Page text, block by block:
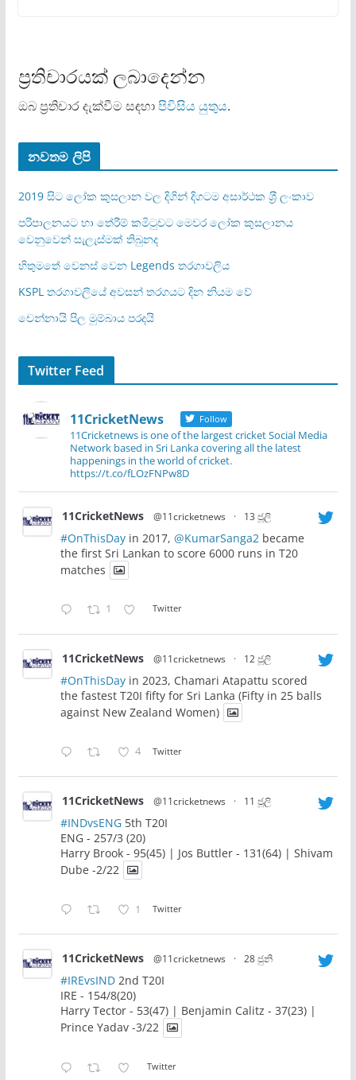
ප්‍රතිචාරයක් ලබාදෙන්න
ඔබ ප්‍රතිචාර දැක්වීම සඳහාපිවිසිය යුතුය.
නවතම ලිපි
2019 සිට ලෝක කුසලාන වල දිගින් දිගටම අසාර්ථක ශ‍්‍රී ලංකාව
පරිපාලනයට හා තේරීම් කමිටුවට මෙවර ලෝක කුසලානය
වෙනුවෙන් සැලැස්මක් තිබුනද
හිතුමතේ වෙනස් වෙන Legends තරගාවලිය
KSPL තරගාවලියේ අවසන් තරගයට දින නියම වේ
චෙන්නායි පිල මුම්බාය පරදයි
Twitter Feed
11CricketNews Follow
11Cricketnews is one of the largest cricket Social Media
Network based in Sri Lanka covering all the latest
happenings in the world of cricket.
https://t.co/fLOzFNPw8D
11CricketNews @11cricketnews · 13 ජූලි
#OnThisDayin 2017, @KumarSanga2 became
the first Sri Lankan to score 6000 runs in T20
matches
1 Twitter
11CricketNews @11cricketnews · 12 ජූලි
#OnThisDayin 2023, Chamari Atapattu scored
the fastest T20I fifty for Sri Lanka (Fifty in 25 balls
against New Zealand Women)
4 Twitter
11CricketNews @11cricketnews · 11 ජූලි
#INDvsENG5th T20I
ENG - 257/3 (20)
Harry Brook - 95(45) | Jos Buttler - 131(64) | Shivam
Dube -2/22
1 Twitter
11CricketNews @11cricketnews · 28 ජුනි
#IREvsIND2nd T20I
IRE - 154/8(20)
Harry Tector - 53(47) | Benjamin Calitz - 37(23) |
Prince Yadav -3/22
Twitter